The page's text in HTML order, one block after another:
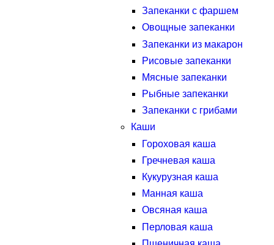
Запеканки с фаршем
Овощные запеканки
Запеканки из макарон
Рисовые запеканки
Мясные запеканки
Рыбные запеканки
Запеканки с грибами
Каши
Гороховая каша
Гречневая каша
Кукурузная каша
Манная каша
Овсяная каша
Перловая каша